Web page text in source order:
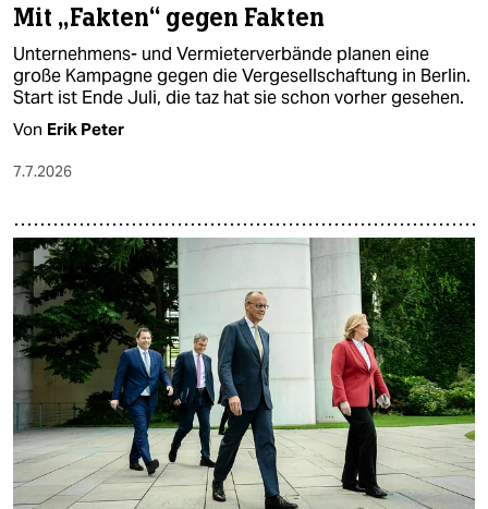
Mit „Fakten“ gegen Fakten
Unternehmens- und Vermieterverbände planen eine
große Kampagne gegen die Vergesellschaftung in Berlin.
Start ist Ende Juli, die taz hat sie schon vorher gesehen.
Von Erik Peter
7.7.2026